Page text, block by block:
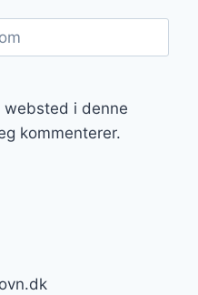
websted i denne
kommenterer.